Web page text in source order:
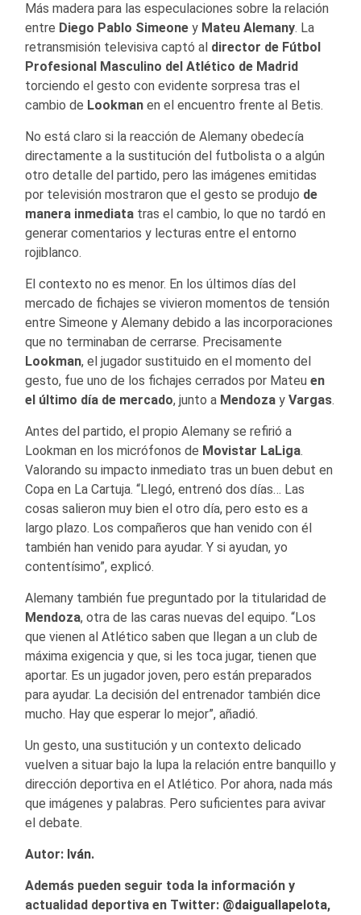
Más madera para las especulaciones sobre la relación
entre Diego Pablo Simeone y Mateu Alemany. La
retransmisión televisiva captó al director de Fútbol
Profesional Masculino del Atlético de Madrid
torciendo el gesto con evidente sorpresa tras el
cambio de Lookman en el encuentro frente al Betis.
No está claro si la reacción de Alemany obedecía
directamente a la sustitución del futbolista o a algún
otro detalle del partido, pero las imágenes emitidas
por televisión mostraron que el gesto se produjo de
manera inmediata tras el cambio, lo que no tardó en
generar comentarios y lecturas entre el entorno
rojiblanco.
El contexto no es menor. En los últimos días del
mercado de fichajes se vivieron momentos de tensión
entre Simeone y Alemany debido a las incorporaciones
que no terminaban de cerrarse. Precisamente
Lookman, el jugador sustituido en el momento del
gesto, fue uno de los fichajes cerrados por Mateu en
el último día de mercado, junto a Mendoza y Vargas.
Antes del partido, el propio Alemany se refirió a
Lookman en los micrófonos de Movistar LaLiga.
Valorando su impacto inmediato tras un buen debut en
Copa en La Cartuja. “Llegó, entrenó dos días… Las
cosas salieron muy bien el otro día, pero esto es a
largo plazo. Los compañeros que han venido con él
también han venido para ayudar. Y si ayudan, yo
contentísimo”, explicó.
Alemany también fue preguntado por la titularidad de
Mendoza, otra de las caras nuevas del equipo. “Los
que vienen al Atlético saben que llegan a un club de
máxima exigencia y que, si les toca jugar, tienen que
aportar. Es un jugador joven, pero están preparados
para ayudar. La decisión del entrenador también dice
mucho. Hay que esperar lo mejor”, añadió.
Un gesto, una sustitución y un contexto delicado
vuelven a situar bajo la lupa la relación entre banquillo y
dirección deportiva en el Atlético. Por ahora, nada más
que imágenes y palabras. Pero suficientes para avivar
el debate.
Autor: Iván.
Además pueden seguir toda la información y
actualidad deportiva en Twitter: @daiguallapelota,